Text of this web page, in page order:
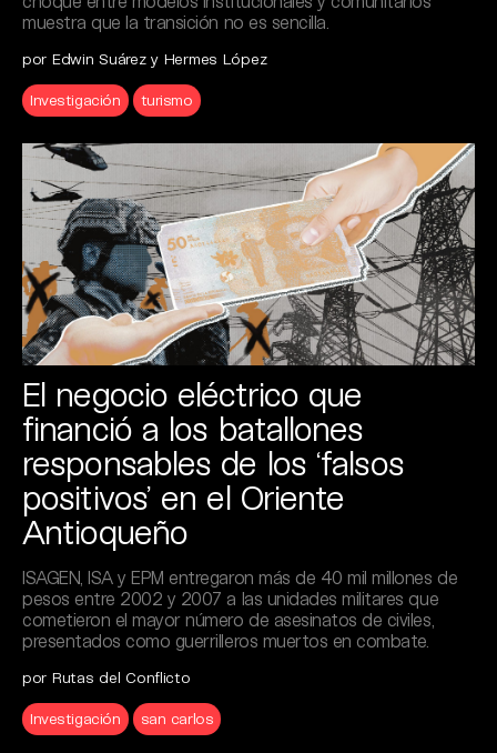
muestra que la transición no es sencilla.
por Edwin Suárez y Hermes López
Investigación turismo
El negocio eléctrico que
financió a los batallones
responsables de los ‘falsos
positivos’ en el Oriente
Antioqueño
ISAGEN, ISA y EPM entregaron más de 40 mil millones de
pesos entre 2002 y 2007 a las unidades militares que
cometieron el mayor número de asesinatos de civiles,
presentados como guerrilleros muertos en combate.
por Rutas del Conflicto
Investigación san carlos